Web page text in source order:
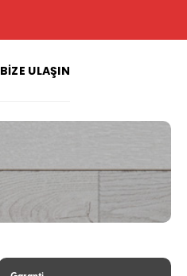
BIZE ULAŞIN